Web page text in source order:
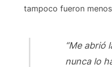
tampoco fueron
“Me abrió
nunca lo